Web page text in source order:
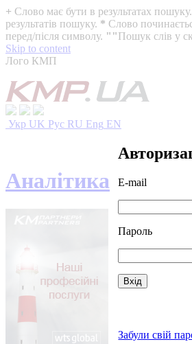
+ Слово має бути в результатах пошуку.
результатів пошуку. * Слово
перед/після символу. ""Пошук слів у
Skip to content
Лого КМП
Укр UK Рус RU Eng EN
E-mail
Пароль
Забули свій
Аналітика